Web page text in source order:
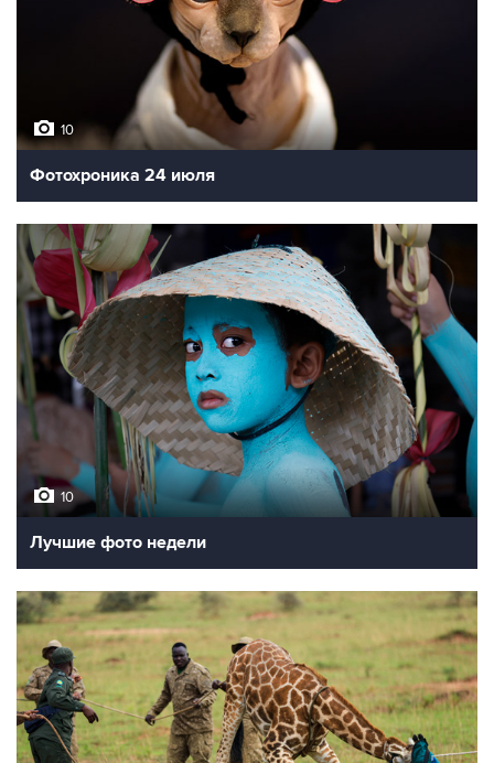
10
Фотохроника 24 июля
10
Лучшие фото недели